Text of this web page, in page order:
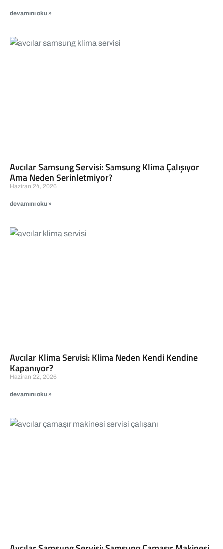
devamını oku »
Avcılar Samsung Servisi: Samsung Klima Çalışıyor
Ama Neden Serinletmiyor?
Haziran 24, 2026
devamını oku »
Avcılar Klima Servisi: Klima Neden Kendi Kendine
Kapanıyor?
Haziran 22, 2026
devamını oku »